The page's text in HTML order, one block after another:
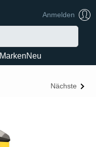
Anmelden
MarkenNeu
Nächste